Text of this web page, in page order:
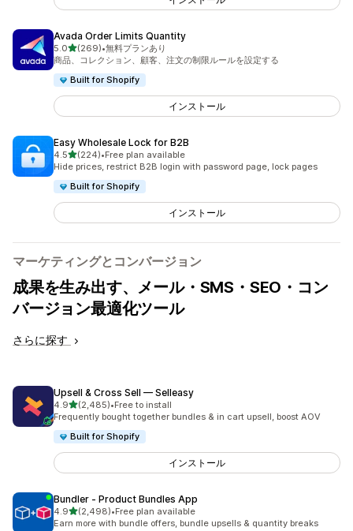
Avada Order Limits Quantity
5.05つ星中
(269)
合計レビュー数：269件
•無料プランあり
商品、コレクション、顧客、注文の制限ルールを設定する
Built for Shopify
インストール
Easy Wholesale Lock for B2B
4.55つ星中
(224)
合計レビュー数：224件
•Free plan available
Hide prices, restrict B2B login with password page, lock pages
Built for Shopify
インストール
マーケティングとコンバージョン
成果を生み出す、メール・SMS・SEO・コン
バージョン最適化ツール
さらに探す
Upsell & Cross Sell — Selleasy
4.95つ星中
(2,485)
合計レビュー数：2485件
•Free to install
Frequently bought together bundles & in cart upsell, boost AOV
Built for Shopify
インストール
Bundler ‑ Product Bundles App
4.95つ星中
(2,498)
合計レビュー数：2498件
•Free plan available
Earn more with bundle offers, bundle upsells & quantity breaks